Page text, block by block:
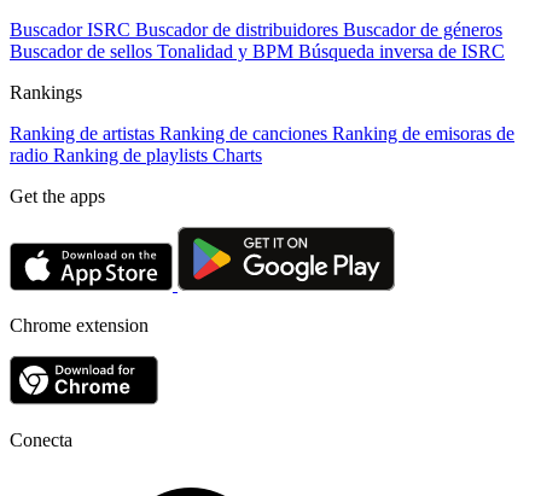
Buscador ISRC Buscador de distribuidores Buscador de géneros
Buscador de sellos Tonalidad y BPM Búsqueda inversa de ISRC
Rankings
Ranking de artistas Ranking de canciones Ranking de emisoras de
radio Ranking de playlists Charts
Get the apps
Chrome extension
Conecta